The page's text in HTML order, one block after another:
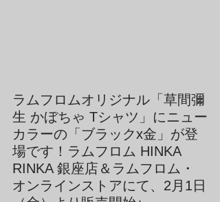
ラムフロムオリジナル「草間彌
生 かぼちゃ Tシャツ」にニュー
カラーの「ブラックx金」が登
場です！ラムフロム HINKA
RINKA 銀座店＆ラムフロム・
オンラインストアにて、2月1日